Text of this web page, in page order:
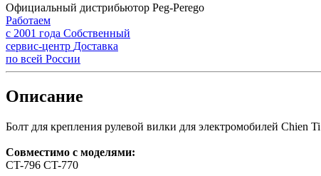
Официальный дистрибьютор Peg-Perego
Работаем
с 2001 года Собственный
сервис-центр Доставка
по всей России
Описание
Болт для крепления рулевой вилки для электромобилей Chien Ti
Совместимо с моделями:
CT-796 CT-770